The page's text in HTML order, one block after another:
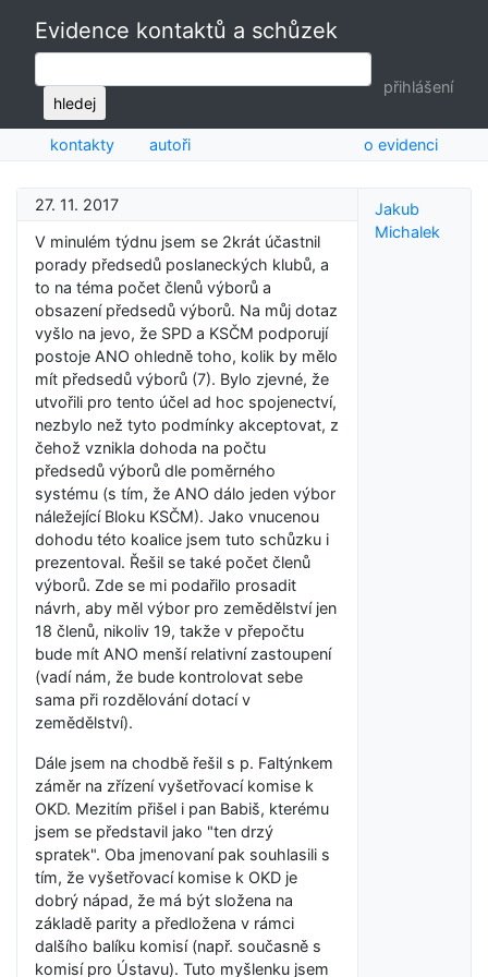
Evidence kontaktů a schůzek
hledej
přihlášení
kontakty autoři o evidenci
27. 11. 2017
V minulém týdnu jsem se 2krát účastnil
porady předsedů poslaneckých klubů, a
to na téma počet členů výborů a
obsazení předsedů výborů. Na můj dotaz
vyšlo na jevo, že SPD a KSČM podporují
postoje ANO ohledně toho, kolik by mělo
mít předsedů výborů (7). Bylo zjevné, že
utvořili pro tento účel ad hoc spojenectví,
nezbylo než tyto podmínky akceptovat, z
čehož vznikla dohoda na počtu
předsedů výborů dle poměrného
systému (s tím, že ANO dálo jeden výbor
náležející Bloku KSČM). Jako vnucenou
dohodu této koalice jsem tuto schůzku i
prezentoval. Řešil se také počet členů
výborů. Zde se mi podařilo prosadit
návrh, aby měl výbor pro zemědělství jen
18 členů, nikoliv 19, takže v přepočtu
bude mít ANO menší relativní zastoupení
(vadí nám, že bude kontrolovat sebe
sama při rozdělování dotací v
zemědělství).
Dále jsem na chodbě řešil s p. Faltýnkem
záměr na zřízení vyšetřovací komise k
OKD. Mezitím přišel i pan Babiš, kterému
jsem se představil jako "ten drzý
spratek". Oba jmenovaní pak souhlasili s
tím, že vyšetřovací komise k OKD je
dobrý nápad, že má být složena na
základě parity a předložena v rámci
dalšího balíku komisí (např. současně s
komisí pro Ústavu). Tuto myšlenku jsem
Jakub
Michalek